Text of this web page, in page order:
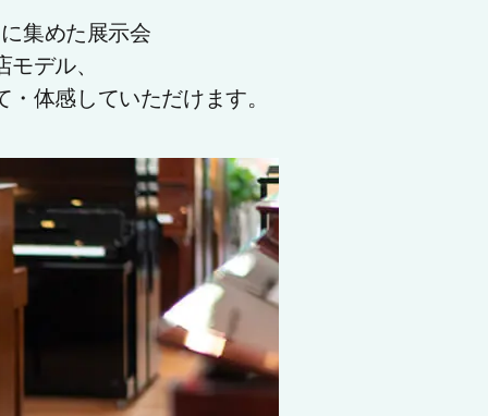
集めた展示会
デル、
体感していただけます。